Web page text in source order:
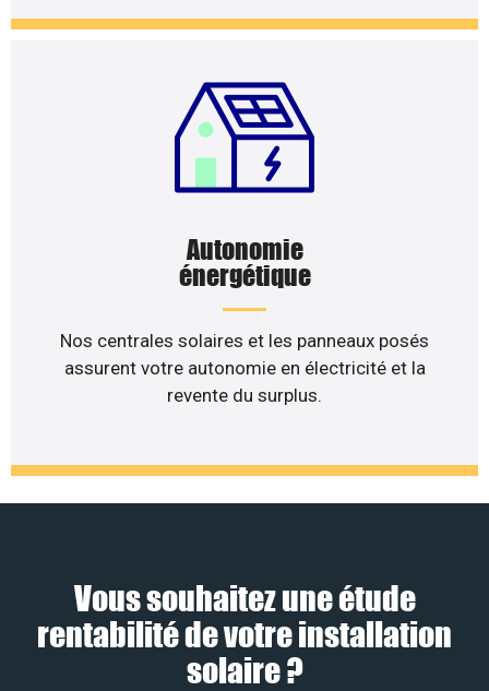
Autonomie
énergétique
Nos centrales solaires et les panneaux posés
assurent votre autonomie en électricité et la
revente du surplus.
Vous souhaitez une étude
rentabilité de votre installation
solaire ?